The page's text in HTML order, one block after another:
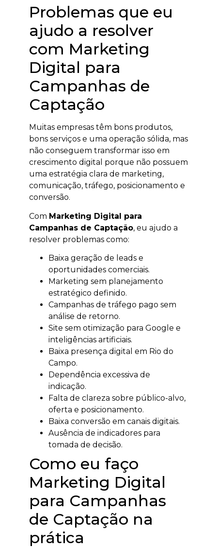
Problemas que eu
ajudo a resolver
com Marketing
Digital para
Campanhas de
Captação
Muitas empresas têm bons produtos,
bons serviços e uma operação sólida, mas
não conseguem transformar isso em
crescimento digital porque não possuem
uma estratégia clara de marketing,
comunicação, tráfego, posicionamento e
conversão.
Com Marketing Digital para
Campanhas de Captação, eu ajudo a
resolver problemas como:
Baixa geração de leads e
oportunidades comerciais.
Marketing sem planejamento
estratégico definido.
Campanhas de tráfego pago sem
análise de retorno.
Site sem otimização para Google e
inteligências artificiais.
Baixa presença digital em Rio do
Campo.
Dependência excessiva de
indicação.
Falta de clareza sobre público-alvo,
oferta e posicionamento.
Baixa conversão em canais digitais.
Ausência de indicadores para
tomada de decisão.
Como eu faço
Marketing Digital
para Campanhas
de Captação na
prática